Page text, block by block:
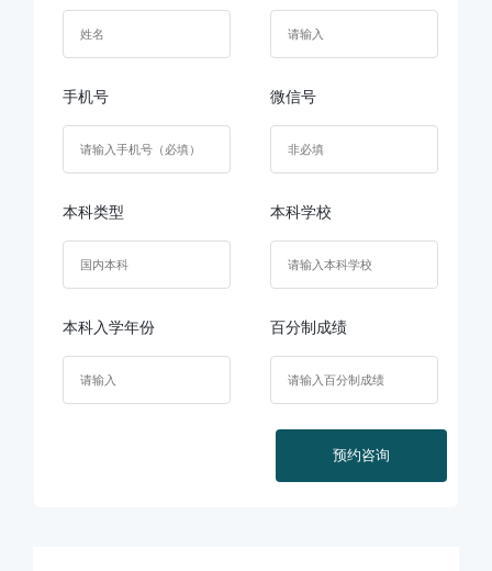
手机号 微信号
本科类型 本科学校
本科入学年份 百分制成绩
预约咨询